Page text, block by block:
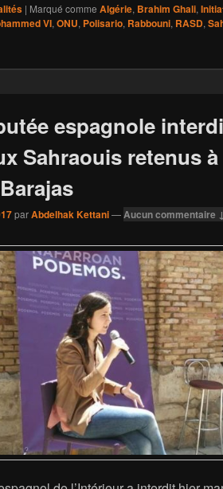
| Marqué comme Algérie, Brahim Ghali,
VI, ONU, Polisario, Rabbouni, RASD,
espagnole
Sahraouis retenus à
parAbdelhak Kettani— Aucun commentaire ↓